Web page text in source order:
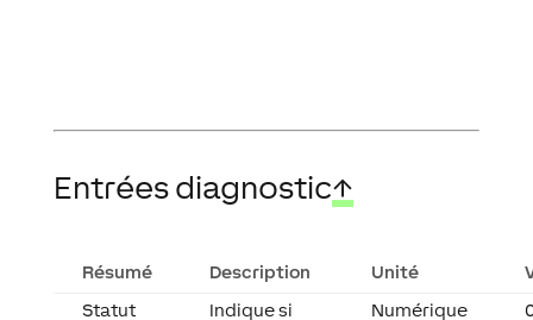
Entrées diagnostic↑
Résumé Description Unité
Statut
Indique si
Numérique